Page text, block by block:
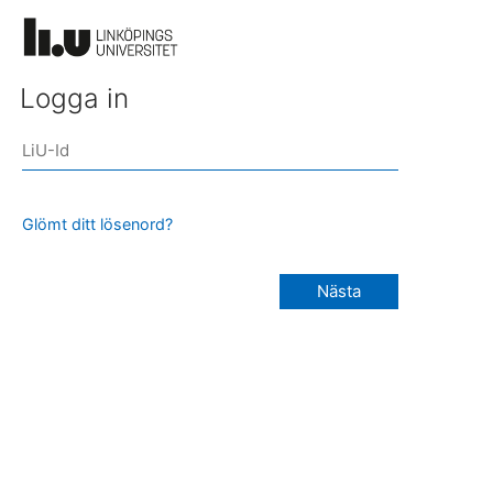
Logga in
Glömt ditt lösenord?
Nästa